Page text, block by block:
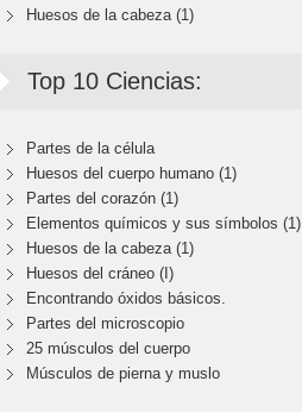
Huesos de la cabeza (1)
Top 10 Ciencias:
Partes de la célula
Huesos del cuerpo humano (1)
Partes del corazón (1)
Elementos químicos y sus símbolos (1)
Huesos de la cabeza (1)
Huesos del cráneo (I)
Encontrando óxidos básicos.
Partes del microscopio
25 músculos del cuerpo
Músculos de pierna y muslo